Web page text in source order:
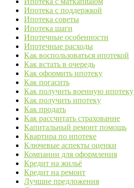
Ипотека с поддержкой
Ипотека советы
Ипотека шаги
Ипотечные особенности
Ипотечные расходы
Как воспользоваться ипотекой
Как встать в очередь
Как оформить ипотеку
Как погасить
Как получить военную ипотеку
Как получить ипотеку
Как продать
Как рассчитать страхование
Капитальный ремонт помощь
Квартира по ипотеке
Ключевые аспекты оценки
Компании для оформления
Кредит на жильё
Кредит на ремонт
Лучшие предложения